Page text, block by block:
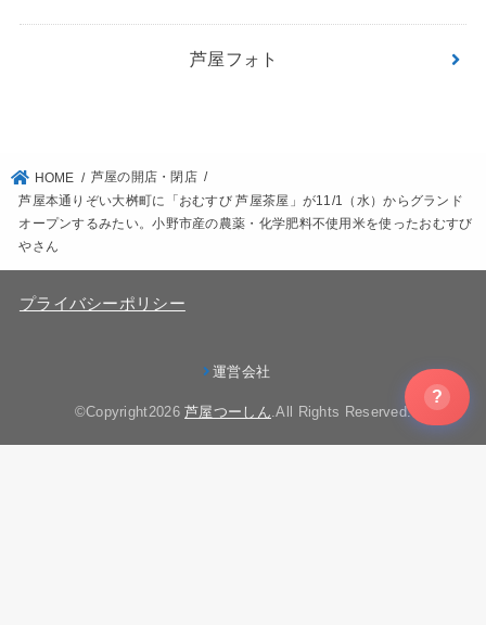
芦屋フォト
HOME
芦屋の開店・閉店
芦屋本通りぞい大桝町に「おむすび 芦屋茶屋」が11/1（水）からグランド
オープンするみたい。小野市産の農薬・化学肥料不使用米を使ったおむすび
やさん
プライバシーポリシー
運営会社
©Copyright2026芦屋つーしん .All Rights Reserved.
?